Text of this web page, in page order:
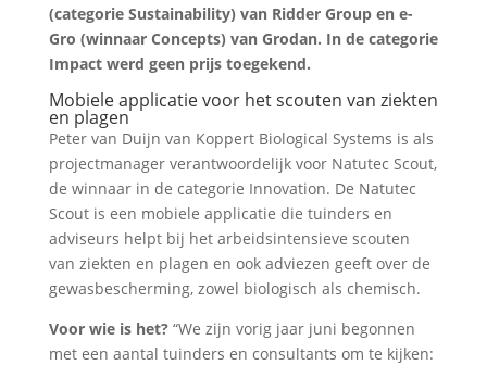
(categorie Sustainability) van Ridder Group en e-
Gro (winnaar Concepts) van Grodan. In de categorie
Impact werd geen prijs toegekend.
Mobiele applicatie voor het scouten van ziekten
en plagen
Peter van Duijn van Koppert Biological Systems is als
projectmanager verantwoordelijk voor Natutec Scout,
de winnaar in de categorie Innovation. De Natutec
Scout is een mobiele applicatie die tuinders en
adviseurs helpt bij het arbeidsintensieve scouten
van ziekten en plagen en ook adviezen geeft over de
gewasbescherming, zowel biologisch als chemisch.
Voor wie is het? “We zijn vorig jaar juni begonnen
met een aantal tuinders en consultants om te kijken: